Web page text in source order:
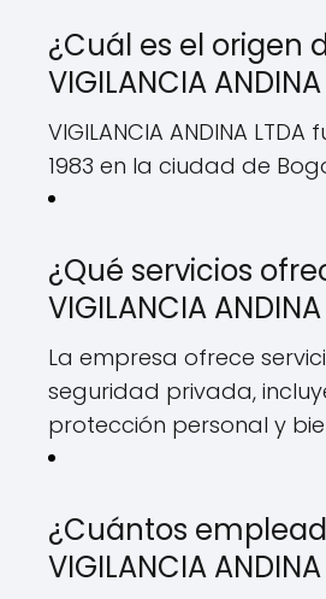
¿Cuál es el origen
VIGILANCIA
VIGILANCIA ANDINA
1983 en la ciudad de
¿Qué servicios
VIGILANCIA
La empresa ofrece
seguridad privada,
protección personal y
¿Cuántos
VIGILANCIA